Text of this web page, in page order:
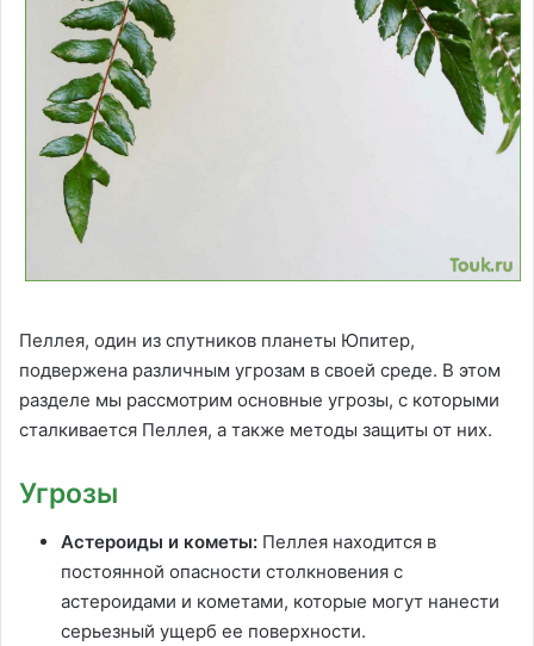
Пеллея, один из спутников планеты Юпитер,
подвержена различным угрозам в своей среде. В этом
разделе мы рассмотрим основные угрозы, с которыми
сталкивается Пеллея, а также методы защиты от них.
Угрозы
Астероиды и кометы: Пеллея находится в
постоянной опасности столкновения с
астероидами и кометами, которые могут нанести
серьезный ущерб ее поверхности.